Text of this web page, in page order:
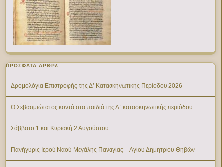
ΠΡΌΣΦΑΤΑ ΆΡΘΡΑ
Δρομολόγια Επιστροφής της Δ’ Κατασκηνωτικής Περίοδου 2026
Ο Σεβασμιώτατος κοντά στα παιδιά της Δ΄ κατασκηνωτικής περιόδου
Σάββατο 1 και Κυριακή 2 Αυγούστου
Πανήγυρις Ιερού Ναού Μεγάλης Παναγίας – Αγίου Δημητρίου Θηβών